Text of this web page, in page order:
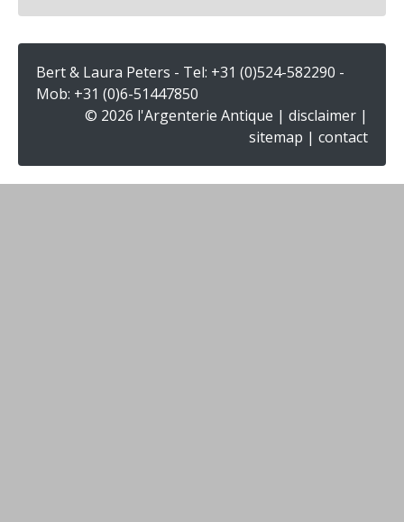
Bert & Laura Peters - Tel: +31 (0)524-582290 -
Mob: +31 (0)6-51447850
© 2026 l'Argenterie Antique | disclaimer |
sitemap | contact